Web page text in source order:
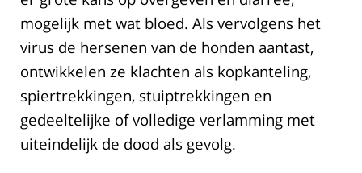
mogelijk met wat bloed. Als vervolgens het
virus de hersenen van de honden aantast,
ontwikkelen ze klachten als kopkanteling,
spiertrekkingen, stuiptrekkingen en
gedeeltelijke of volledige verlamming met
uiteindelijk de dood als gevolg.